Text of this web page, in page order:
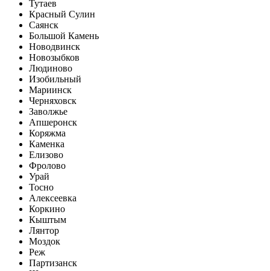
Тутаев
Красный Сулин
Саянск
Большой Камень
Новодвинск
Новозыбков
Людиново
Изобильный
Мариинск
Черняховск
Заволжье
Апшеронск
Коряжма
Каменка
Елизово
Фролово
Урай
Тосно
Алексеевка
Коркино
Кыштым
Лянтор
Моздок
Реж
Партизанск